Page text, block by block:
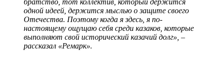
одной идеей, держится мыслью о защите своего
Отечества. Поэтому когда я здесь, я по-
настоящему ощущаю себя среди казаков, которые
выполняют свой исторический казачий долг», –
рассказал «Ремарк».